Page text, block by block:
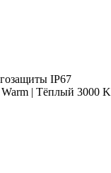
IP67
Warm | Тёплый 3000 K